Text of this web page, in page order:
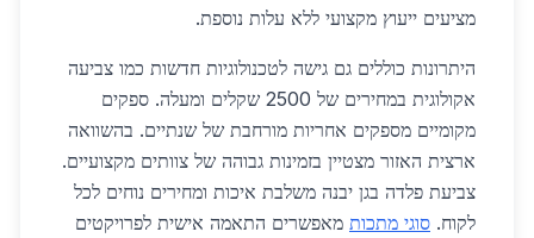
מציעים ייעוץ מקצועי ללא עלות נוספת.
היתרונות כוללים גם גישה לטכנולוגיות חדשות כמו צביעה
אקולוגית במחירים של 2500 שקלים ומעלה. ספקים
מקומיים מספקים אחריות מורחבת של שנתיים. בהשוואה
ארצית האזור מצטיין בזמינות גבוהה של צוותים מקצועיים.
צביעת פלדה בגן יבנה משלבת איכות ומחירים נוחים לכל
לקוח. סוגי מתכות מאפשרים התאמה אישית לפרויקטים